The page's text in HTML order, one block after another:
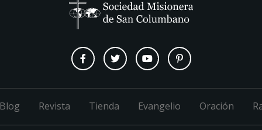
Blog Revista Tienda Evangelio Oración